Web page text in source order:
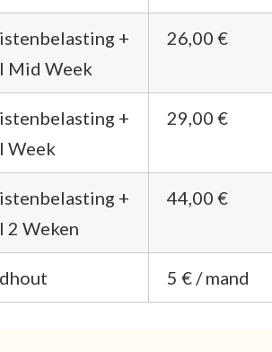
+
Mid Week
26,00 €
+
Week
29,00 €
+
2 Weken
44,00 €
5 € / mand